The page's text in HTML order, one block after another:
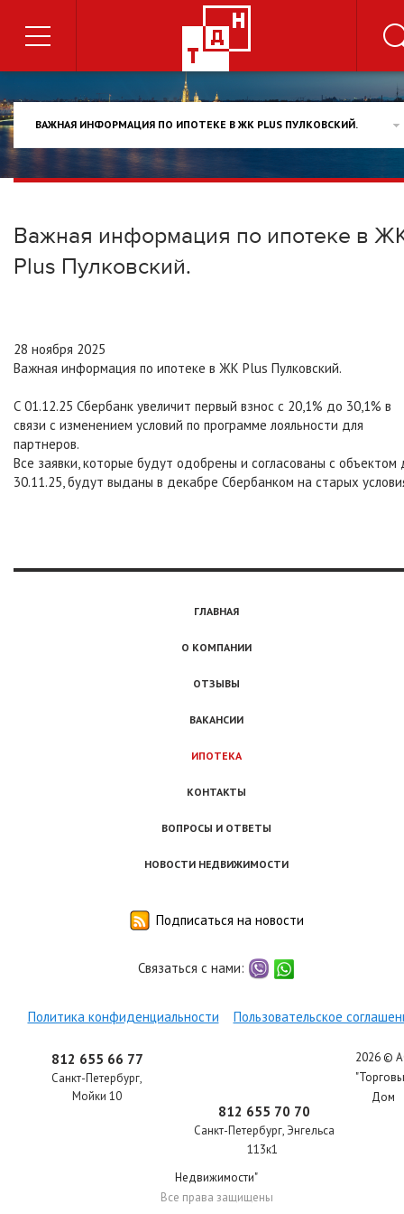
ВАЖНАЯ ИНФОРМАЦИЯ ПО ИПОТЕКЕ В ЖК PLUS ПУЛКОВСКИЙ.
Важная информация по ипотеке в
Plus Пулковский.
28 ноября 2025
Важная информация по ипотеке в ЖК Plus Пулковский.
С 01.12.25 Сбербанк увеличит первый взнос с 20,1% до 30,1% в
связи с изменением условий по программе лояльности для
партнеров.
Все заявки, которые будут одобрены и согласованы с объектом
30.11.25, будут выданы в декабре Сбербанком на старых
ГЛАВНАЯ
О КОМПАНИИ
ОТЗЫВЫ
ВАКАНСИИ
ИПОТЕКА
КОНТАКТЫ
ВОПРОСЫ И ОТВЕТЫ
НОВОСТИ НЕДВИЖИМОСТИ
Подписаться на новости
Связаться с нами:
viber
whatsapp
Политика конфиденциальности Пользовательское
812 655 66 77
Санкт-Петербург,
Мойки 10
812 655 70 70
Санкт-Петербург, Энгельса
113к1
2026 ©
Дом
Недвижимости"
Все права защищены